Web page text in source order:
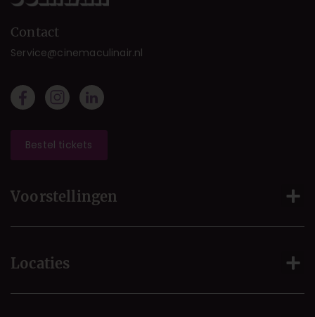
Contact
Service@cinemaculinair.nl
Bestel tickets
Voorstellingen
Locaties